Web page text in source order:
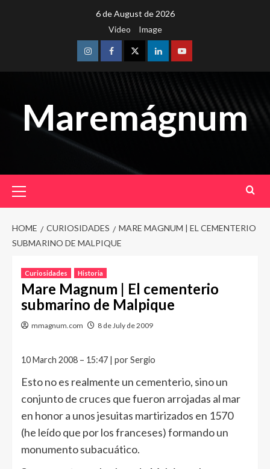
6 de August de 2026
Video
Image
InstagramFacebookTwitterLinkedinYoutube
Maremágnum
Menu
HOME CURIOSIDADES
MARE MAGNUM | EL CEMENTERIO
SUBMARINO DE MALPIQUE
Curiosidades Historia
Mare Magnum | El cementerio
submarino de Malpique
mmagnum.com 8 de July de 2009
10 March 2008 – 15:47 | por Sergio
Esto no es realmente un cementerio, sino un
conjunto de cruces que fueron arrojadas al mar
en honor a unos jesuitas martirizados en 1570
(he leído que por los franceses) formando un
monumento subacuático.